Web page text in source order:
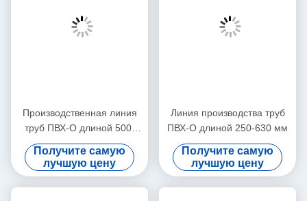
Производственная линия
труб ПВХ-О длиной 500-
1000 мм
Получите самую
лучшую цену
Линия производства труб
ПВХ-О длиной 250-630 мм
Получите самую
лучшую цену